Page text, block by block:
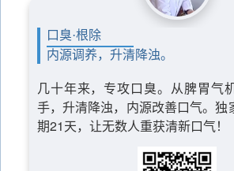
口臭·根除
内源调养，升清降浊。
几十年来，专攻口臭。从脾胃气
手，升清降浊，内源改善口气。独
期21天，让无数人重获清新口气！